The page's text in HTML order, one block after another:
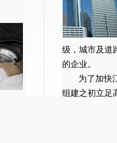
级，城市及道
的企业。
为了加快
组建之初立足